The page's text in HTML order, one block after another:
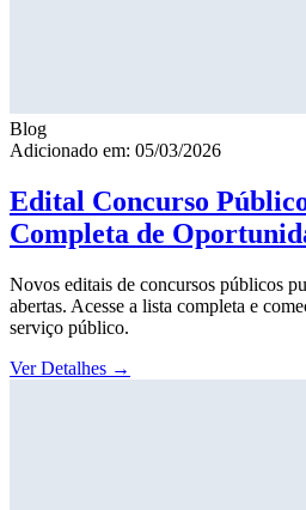
Blog
Adicionado em: 05/03/2026
Edital Concurso
Completa de
Novos editais de concursos públicos
abertas. Acesse a lista completa e
serviço público.
Ver Detalhes →